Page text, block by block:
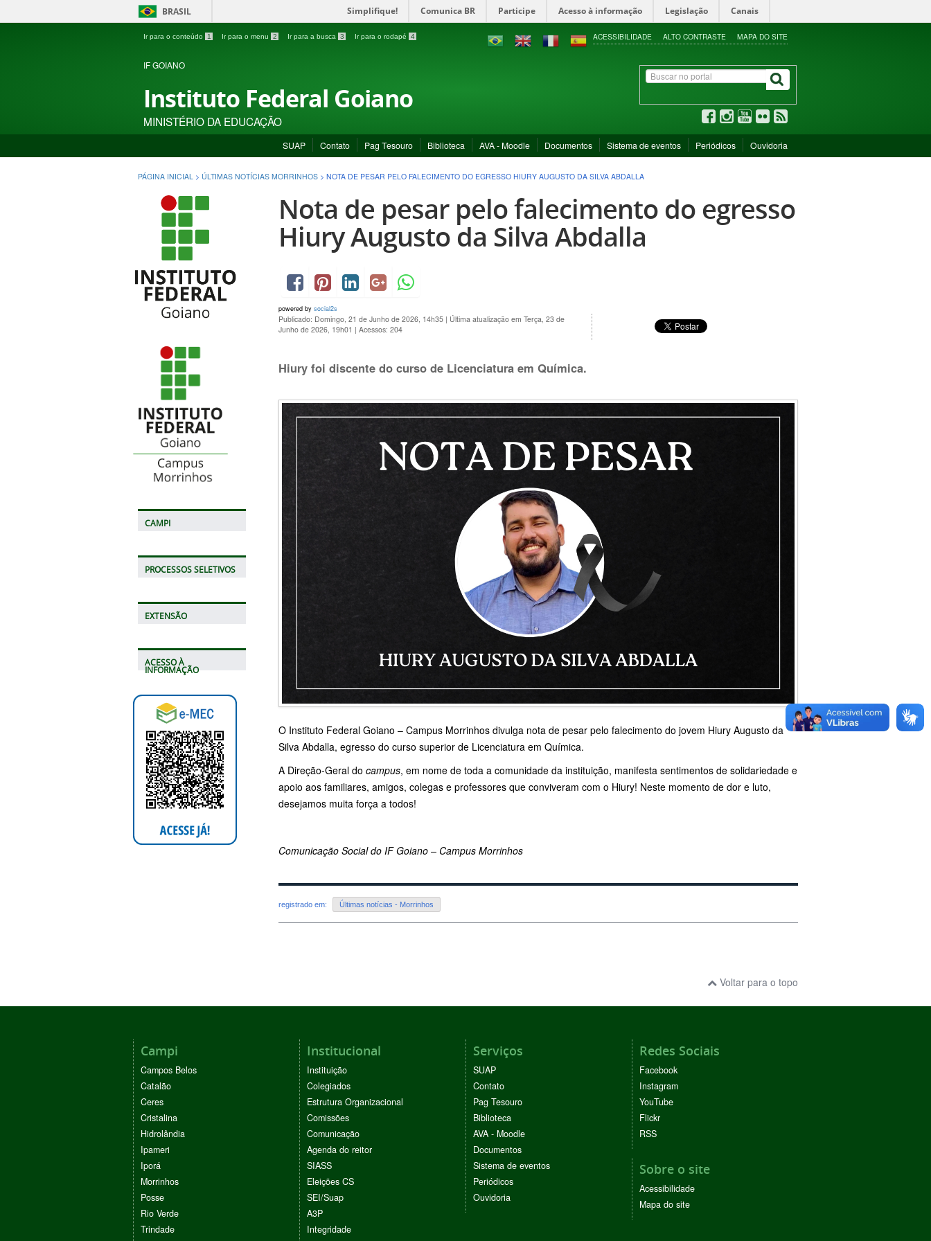
BRASIL Simplifique! Comunica BR Participe Acesso à informação Legislação Canais
Ir para o conteúdo 1 Ir para o menu 2 Ir para a busca 3 Ir para o rodapé 4 ACESSIBILIDADE ALTO CONTRASTE MAPA DO SITE
IF GOIANO
Instituto Federal Goiano
MINISTÉRIO DA EDUCAÇÃO
SUAP Contato Pag Tesouro Biblioteca AVA - Moodle Documentos Sistema de eventos Periódicos Ouvidoria
PÁGINA INICIAL > ÚLTIMAS NOTÍCIAS MORRINHOS > NOTA DE PESAR PELO FALECIMENTO DO EGRESSO HIURY AUGUSTO DA SILVA ABDALLA
CAMPI
PROCESSOS SELETIVOS
EXTENSÃO
ACESSO À
INFORMAÇÃO
Nota de pesar pelo falecimento do egresso
Hiury Augusto da Silva Abdalla
powered by social2s
Publicado: Domingo, 21 de Junho de 2026, 14h35 | Última atualização em Terça, 23 de
Junho de 2026, 19h01 | Acessos: 204
Hiury foi discente do curso de Licenciatura em Química.
O Instituto Federal Goiano – Campus Morrinhos divulga nota de pesar pelo falecimento do jovem Hiury Augusto da
Silva Abdalla, egresso do curso superior de Licenciatura em Química.
A Direção-Geral do campus, em nome de toda a comunidade da instituição, manifesta sentimentos de solidariedade e
apoio aos familiares, amigos, colegas e professores que conviveram com o Hiury! Neste momento de dor e luto,
desejamos muita força a todos!
Comunicação Social do IF Goiano – Campus Morrinhos
registrado em: Últimas notícias - Morrinhos
Voltar para o topo
Campi
Campos Belos
Catalão
Ceres
Cristalina
Hidrolândia
Ipameri
Iporá
Morrinhos
Posse
Rio Verde
Trindade
Institucional
Instituição
Colegiados
Estrutura Organizacional
Comissões
Comunicação
Agenda do reitor
SIASS
Eleições CS
SEI/Suap
A3P
Integridade
Serviços
SUAP
Contato
Pag Tesouro
Biblioteca
AVA - Moodle
Documentos
Sistema de eventos
Periódicos
Ouvidoria
Redes Sociais
Facebook
Instagram
YouTube
Flickr
RSS
Sobre o site
Acessibilidade
Mapa do site